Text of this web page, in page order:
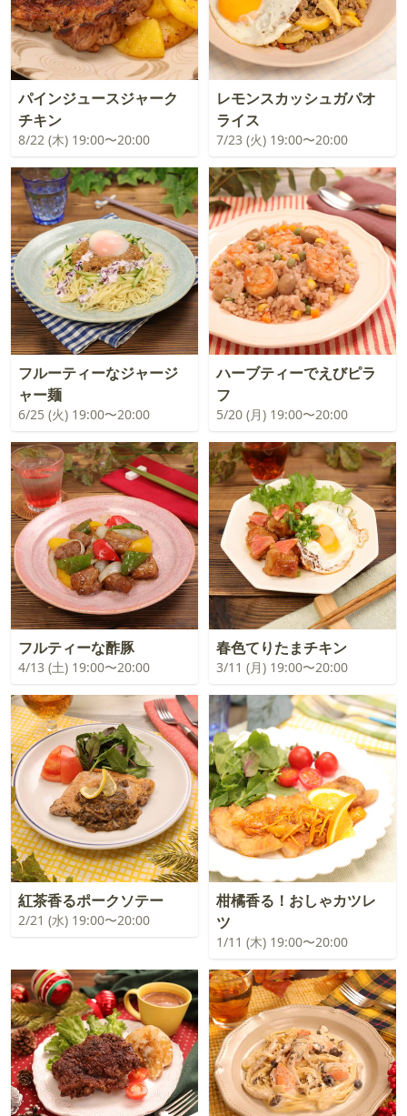
パインジュースジャーク
チキン
8/22 (木) 19:00〜20:00
レモンスカッシュガパオ
ライス
7/23 (火) 19:00〜20:00
フルーティーなジャージ
ャー麺
6/25 (火) 19:00〜20:00
ハーブティーでえびピラ
フ
5/20 (月) 19:00〜20:00
フルティーな酢豚
4/13 (土) 19:00〜20:00
春色てりたまチキン
3/11 (月) 19:00〜20:00
紅茶香るポークソテー
2/21 (水) 19:00〜20:00
柑橘香る！おしゃカツレ
ツ
1/11 (木) 19:00〜20:00